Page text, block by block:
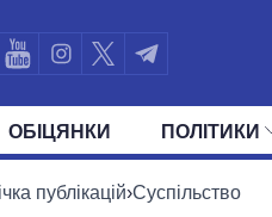
ОБIЦЯНКИ ПОЛIТИКИ
УСІ ПОЛІТИКИ ПРЕЗИДЕНТ І ОФІС
публікацій›Суспільство